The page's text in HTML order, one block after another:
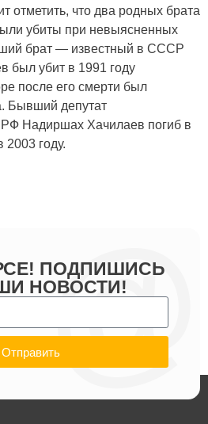
отметить, что два родных брата
убиты при невыясненных
брат — известный в СССР
был убит в 1991 году
после его смерти был
Бывший депутат
РФ Надиршах Хачилаев погиб в
2003 году.
ПОДПИШИСЬ
НОВОСТИ!
Отправить